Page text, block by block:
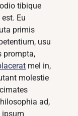
tibique
Eu
primis
usu
prompta,
mel in,
molestie
ad,
ipsum